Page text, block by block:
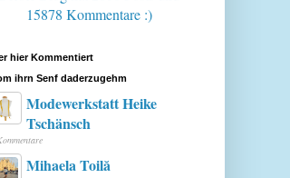
15878 Kommentare :)
hier Kommentiert
ihrn Senf daderzugehm
Modewerkstatt Heike
Tschänsch
Mihaela Toilă